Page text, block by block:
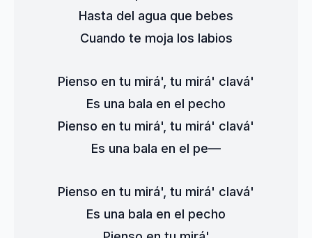
Hasta del agua que bebes
Cuando te moja los labios
Pienso en tu mirá', tu mirá' clavá'
Es una bala en el pecho
Pienso en tu mirá', tu mirá' clavá'
Es una bala en el pe—
Pienso en tu mirá', tu mirá' clavá'
Es una bala en el pecho